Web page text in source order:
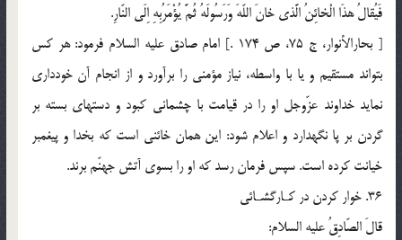
فَيُقالُ هذَا الْخائِنُ الَّذى خانَ اللّهَ وَرَسُولَهُ ثُمَّ يُؤْمَرُبِهِ اِلَى النّارِ.
[ بحارالأنوار، ج 75، ص 174 .] امام صادق عليه السلام فرمود: هر كس
بتواند مستقيم و يا با واسطه، نياز مؤمنى را برآورد و از انجام آن خوددارى
نمايد خداوند عزّوجل او را در قيامت با چشمانى كبود و دستهاى بسته بر
گردن بر پا نگهدارد و اعلام شود: اين همان خائنى است كه بخدا و پيغمبر
خيانت كرده است. سپس فرمان رسد كه او را بسوى آتش جهنّم برند.
36. خوار كردن در كـارگشـائى
قالَ الصّادِقُ عليه السلام: